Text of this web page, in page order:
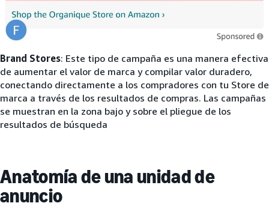
Brand Stores: Este tipo de campaña es una manera efectiva
de aumentar el valor de marca y compilar valor duradero,
conectando directamente a los compradores con tu Store de
marca a través de los resultados de compras. Las campañas
se muestran en la zona bajo y sobre el pliegue de los
resultados de búsqueda
Anatomía de una unidad de
anuncio